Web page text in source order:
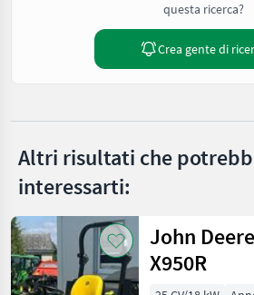
questa ricerca?
Crea gente di
Altri risultati che
interessarti:
John Deere
X950R